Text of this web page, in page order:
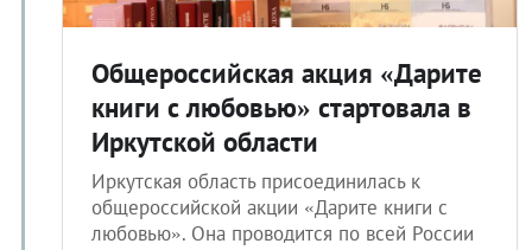
Общероссийская акция «Дарите
книги с любовью» стартовала в
Иркутской области
Иркутская область присоединилась к
общероссийской акции «Дарите книги с
любовью». Она проводится по всей России